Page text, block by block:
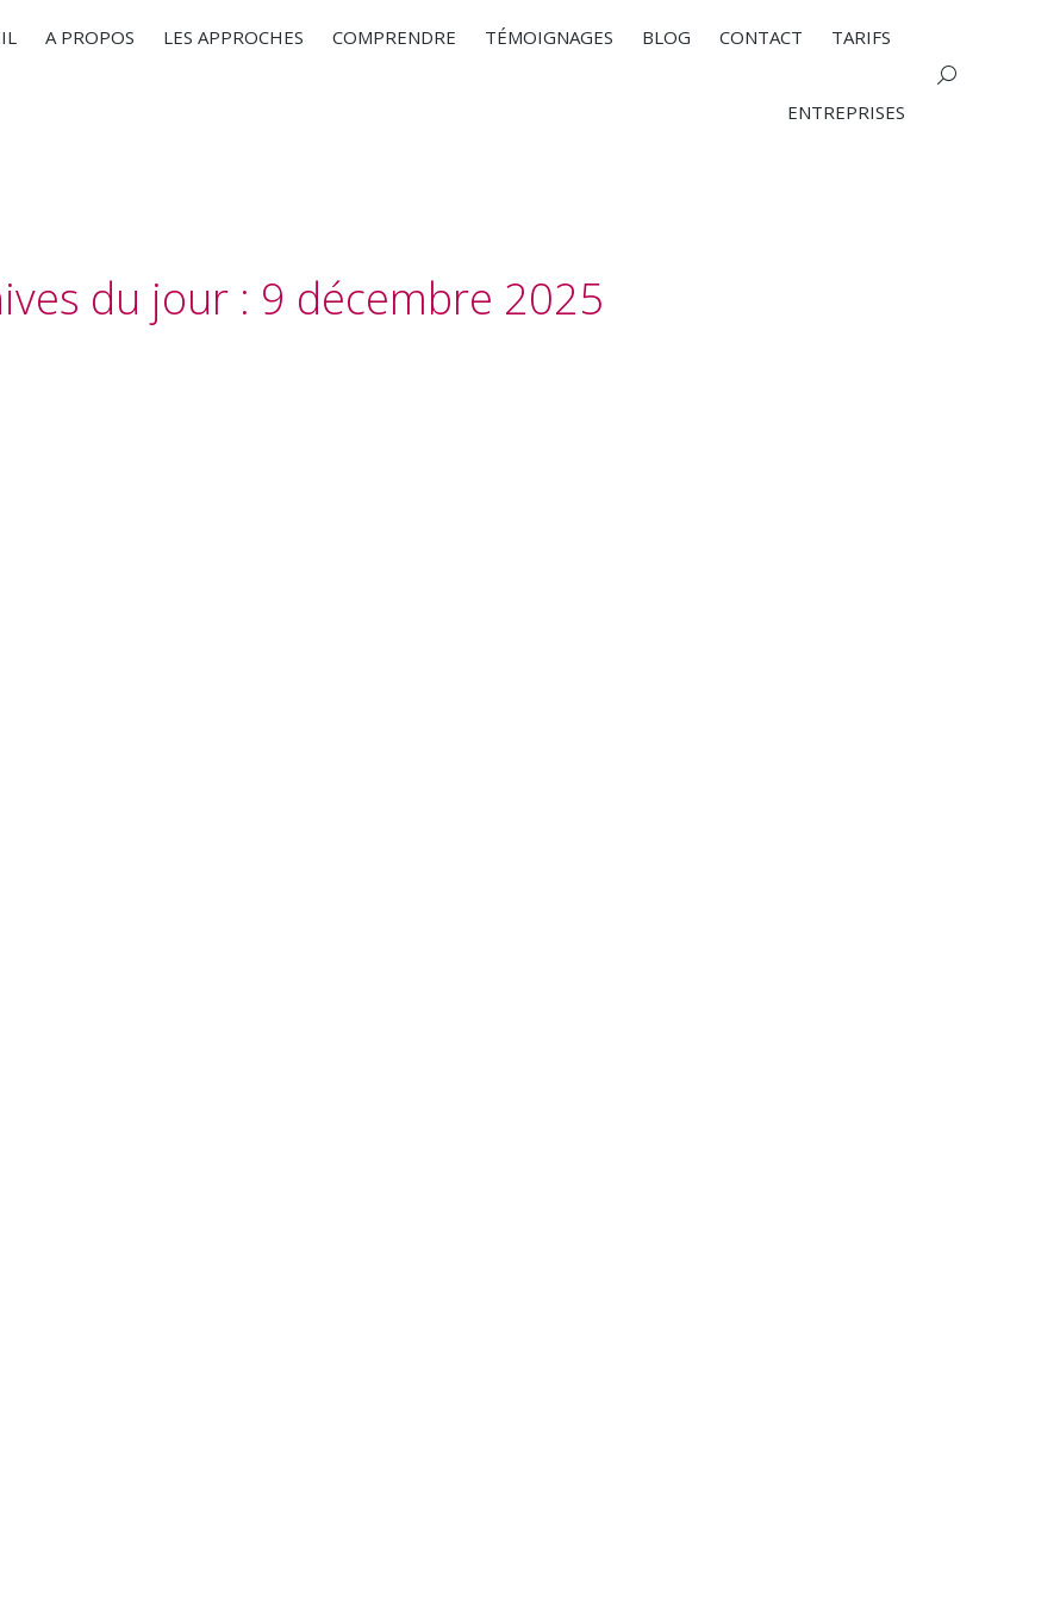
A PROPOS LES APPROCHES COMPRENDRE TÉMOIGNAGES BLOG CONTACT TARIFS
ENTREPRISES
Search:
du jour : 9 décembre 2025